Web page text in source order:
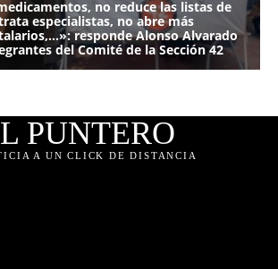
PUNTERO
A UN CLICK DE DISTANCIA